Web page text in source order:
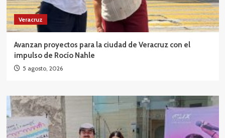
Veracruz
Avanzan proyectos para la ciudad de Veracruz con el
impulso de Rocío Nahle
5 agosto, 2026